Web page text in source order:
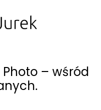
Photo – wśród